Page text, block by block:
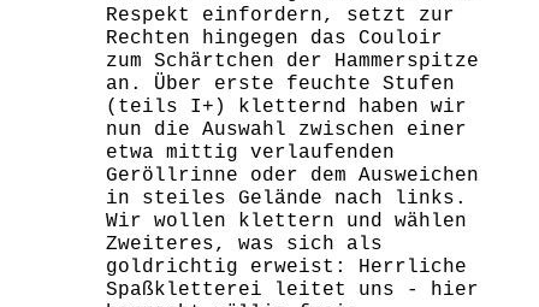
Respekt einfordern, setzt zur
Rechten hingegen das Couloir
zum Schärtchen der Hammerspitze
an. Über erste feuchte Stufen
(teils I+) kletternd haben wir
nun die Auswahl zwischen einer
etwa mittig verlaufenden
Geröllrinne oder dem Ausweichen
in steiles Gelände nach links.
Wir wollen klettern und wählen
Zweiteres, was sich als
goldrichtig erweist: Herrliche
Spaßkletterei leitet uns - hier